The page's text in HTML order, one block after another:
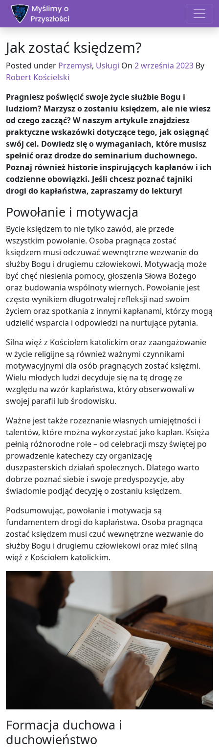
Skip to content
Jak zostać księdzem?
Posted under Przemysł, Usługi On 2 września 2023 By
Robert Kościelski
Pragniesz poświęcić swoje życie służbie Bogu i
ludziom? Marzysz o zostaniu księdzem, ale nie wiesz
od czego zacząć? W naszym artykule znajdziesz
praktyczne wskazówki dotyczące tego, jak osiągnąć
swój cel. Dowiedz się o wymaganiach, które musisz
spełnić oraz drodze do seminarium duchownego.
Poznaj również historie inspirujących kapłanów i ich
codzienne obowiązki. Jeśli chcesz poznać tajniki
drogi do kapłaństwa, zapraszamy do lektury!
Powołanie i motywacja
Bycie księdzem to nie tylko zawód, ale przede
wszystkim powołanie. Osoba pragnąca zostać
księdzem musi odczuwać wewnętrzne wezwanie do
służby Bogu i drugiemu człowiekowi. Motywacją może
być chęć niesienia pomocy, głoszenia Słowa Bożego
oraz budowania wspólnoty wiernych. Powołanie jest
często wynikiem długotrwałej refleksji nad swoim
życiem oraz spotkania z innymi kapłanami, którzy mogą
udzielić wsparcia i odpowiedzi na nurtujące pytania.
Silna więź z Kościołem katolickim oraz zaangażowanie
w życie religijne są również ważnymi czynnikami
motywacyjnymi dla osób pragnących zostać księżmi.
Wielu młodych ludzi decyduje się na tę drogę ze
względu na wzór kapłaństwa, który obserwowali w
swojej parafii lub środowisku.
Ważne jest także rozeznanie własnych umiejętności i
talentów, które można wykorzystać jako kapłan. Księża
pełnią różnorodne role – od celebracji mszy świętej po
prowadzenie katechezy czy organizację
duszpasterskich działań społecznych. Dlatego warto
dobrze poznać siebie i swoje predyspozycje, aby
świadomie podjąć decyzję o zostaniu księdzem.
Podsumowując, powołanie i motywacja są
fundamentem drogi do kapłaństwa. Osoba pragnąca
zostać księdzem musi czuć wewnętrzne wezwanie do
służby Bogu i drugiemu człowiekowi oraz mieć silną
więź z Kościołem katolickim.
Formacja duchowa i
duchowieństwo